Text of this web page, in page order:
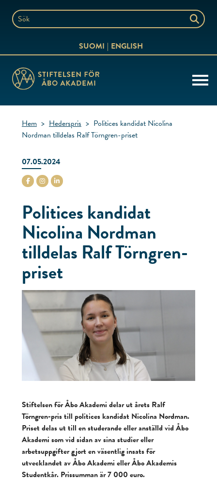
innehållet
Sök
SUOMI ENGLISH
Hem > Hederspris > Politices kandidat Nicolina
Nordman tilldelas Ralf Törngren-priset
07.05.2024
stiftelsenabo Facebook
stiftelsenabo Instagram
stiftelsenabo Linkedin
Politices kandidat
Nicolina Nordman
tilldelas Ralf Törngren-
priset
Stiftelsen för Åbo Akademi delar ut årets Ralf
Törngren-pris till politices kandidat Nicolina Nordman.
Priset delas ut till en studerande eller anställd vid Åbo
Akademi som vid sidan av sina studier eller
arbetsuppgifter gjort en väsentlig insats för
utvecklandet av Åbo Akademi eller Åbo Akademis
Studentkår. Prissumman är 7 000 euro.